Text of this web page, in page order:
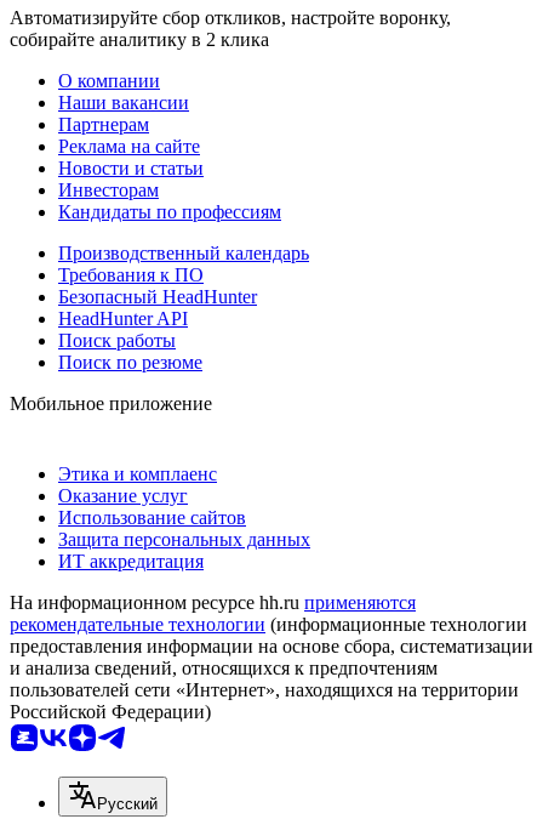
Автоматизируйте сбор откликов, настройте воронку,
собирайте аналитику в 2 клика
О компании
Наши вакансии
Партнерам
Реклама на сайте
Новости и статьи
Инвесторам
Кандидаты по профессиям
Производственный календарь
Требования к ПО
Безопасный HeadHunter
HeadHunter API
Поиск работы
Поиск по резюме
Мобильное приложение
Этика и комплаенс
Оказание услуг
Использование сайтов
Защита персональных данных
ИТ аккредитация
На информационном ресурсе hh.ru применяются
рекомендательные технологии (информационные технологии
предоставления информации на основе сбора, систематизации
и анализа сведений, относящихся к предпочтениям
пользователей сети «Интернет», находящихся на территории
Российской Федерации)
Русский